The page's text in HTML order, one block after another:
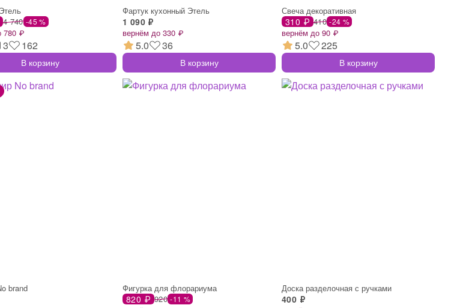
4 740 -45 %
780 ₽
3 162
В корзину
Фартук кухонный Этель
1 090 ₽
вернём до 330 ₽
5.0 36
В корзину
Свеча декоративная
310 ₽ 410 -24 %
вернём до 90 ₽
5.0 225
В корзину
brand Фигурка для флорариума
820 ₽ 920 -11 %
Доска разделочная с ручками
400 ₽